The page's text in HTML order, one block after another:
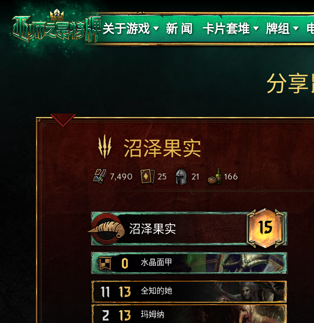
关于游戏
支持
新 闻 卡片套堆
力量的代价
牌组
牌组攻略
分享
沼泽果实
7,490 25 21 166
沼泽果实 15
0 水晶面甲
11 13 全知的她
2 13 玛姆纳